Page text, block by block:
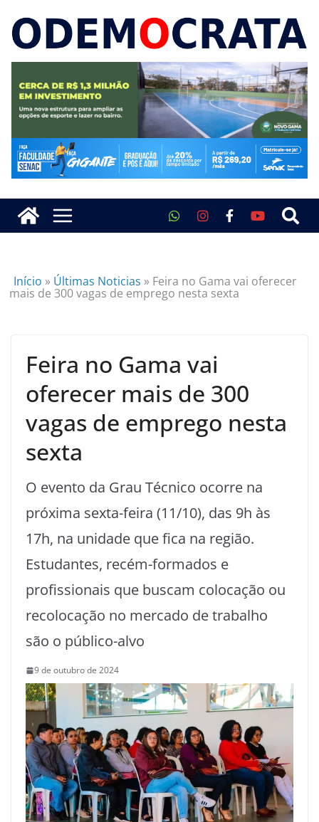
Início » Últimas Noticias » Feira no Gama vai oferecer
mais de 300 vagas de emprego nesta sexta
Feira no Gama vai
oferecer mais de 300
vagas de emprego nesta
sexta
O evento da Grau Técnico ocorre na
próxima sexta-feira (11/10), das 9h às
17h, na unidade que fica na região.
Estudantes, recém-formados e
profissionais que buscam colocação ou
recolocação no mercado de trabalho
são o público-alvo
9 de outubro de 2024